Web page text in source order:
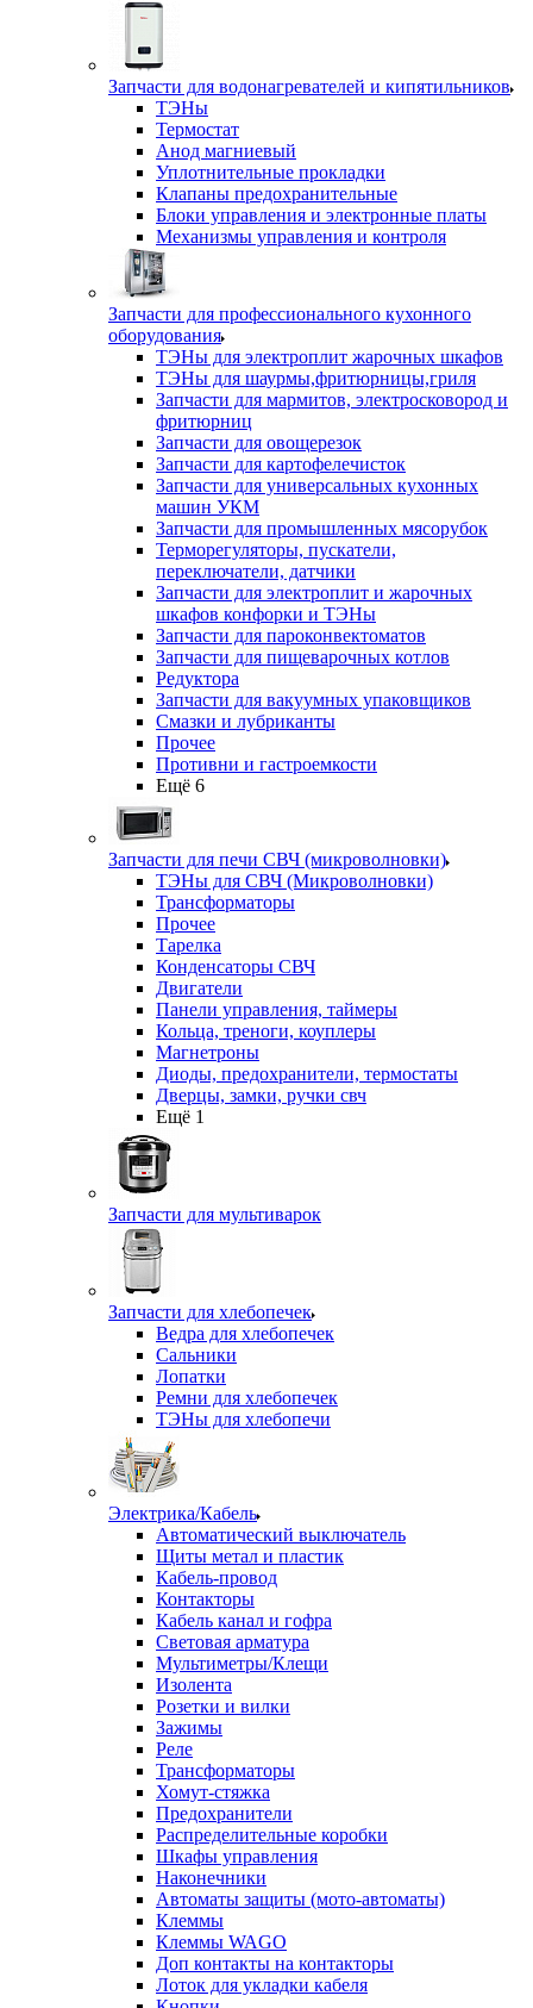
Запчасти для водонагревателей и кипятильников
ТЭНы
Термостат
Анод магниевый
Уплотнительные прокладки
Клапаны предохранительные
Блоки управления и электронные платы
Механизмы управления и контроля
Запчасти для профессионального кухонного
оборудования
ТЭНы для электроплит жарочных шкафов
ТЭНы для шаурмы,фритюрницы,гриля
Запчасти для мармитов, электросковород и
фритюрниц
Запчасти для овощерезок
Запчасти для картофелечисток
Запчасти для универсальных кухонных
машин УКМ
Запчасти для промышленных мясорубок
Терморегуляторы, пускатели,
переключатели, датчики
Запчасти для электроплит и жарочных
шкафов конфорки и ТЭНы
Запчасти для пароконвектоматов
Запчасти для пищеварочных котлов
Редуктора
Запчасти для вакуумных упаковщиков
Смазки и лубриканты
Прочее
Противни и гастроемкости
Ещё 6
Запчасти для печи СВЧ (микроволновки)
ТЭНы для СВЧ (Микроволновки)
Трансформаторы
Прочее
Тарелка
Конденсаторы СВЧ
Двигатели
Панели управления, таймеры
Кольца, треноги, коуплеры
Магнетроны
Диоды, предохранители, термостаты
Дверцы, замки, ручки свч
Ещё 1
Запчасти для мультиварок
Запчасти для хлебопечек
Ведра для хлебопечек
Сальники
Лопатки
Ремни для хлебопечек
ТЭНы для хлебопечи
Электрика/Кабель
Автоматический выключатель
Щиты метал и пластик
Кабель-провод
Контакторы
Кабель канал и гофра
Световая арматура
Мультиметры/Клещи
Изолента
Розетки и вилки
Зажимы
Реле
Трансформаторы
Хомут-стяжка
Предохранители
Распределительные коробки
Шкафы управления
Наконечники
Автоматы защиты (мото-автоматы)
Клеммы
Клеммы WAGO
Доп контакты на контакторы
Лоток для укладки кабеля